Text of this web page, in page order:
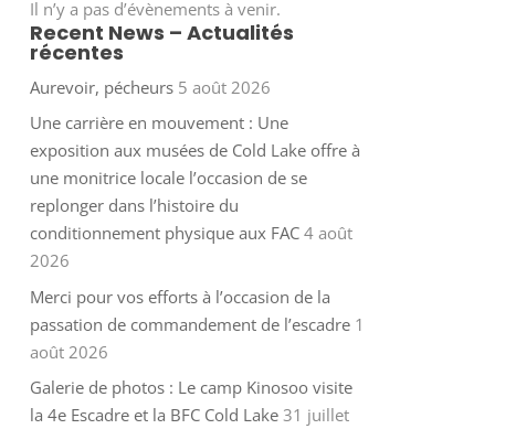
Il n’y a pas d’évènements à venir.
Recent News – Actualités
récentes
Aurevoir, pécheurs 5 août 2026
Une carrière en mouvement : Une
exposition aux musées de Cold Lake offre à
une monitrice locale l’occasion de se
replonger dans l’histoire du
conditionnement physique aux FAC 4 août
2026
Merci pour vos efforts à l’occasion de la
passation de commandement de l’escadre 1
août 2026
Galerie de photos : Le camp Kinosoo visite
la 4e Escadre et la BFC Cold Lake 31 juillet